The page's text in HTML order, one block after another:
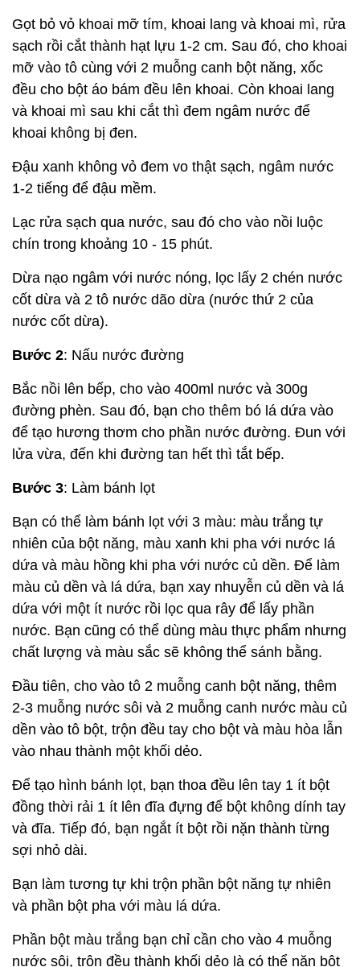
Gọt bỏ vỏ khoai mỡ tím, khoai lang và khoai mì, rửa
sạch rồi cắt thành hạt lựu 1-2 cm. Sau đó, cho khoai
mỡ vào tô cùng với 2 muỗng canh bột năng, xốc
đều cho bột áo bám đều lên khoai. Còn khoai lang
và khoai mì sau khi cắt thì đem ngâm nước để
khoai không bị đen.
Đậu xanh không vỏ đem vo thật sạch, ngâm nước
1-2 tiếng để đậu mềm.
Lạc rửa sạch qua nước, sau đó cho vào nồi luộc
chín trong khoảng 10 - 15 phút.
Dừa nạo ngâm với nước nóng, lọc lấy 2 chén nước
cốt dừa và 2 tô nước dão dừa (nước thứ 2 của
nước cốt dừa).
Bước 2: Nấu nước đường
Bắc nồi lên bếp, cho vào 400ml nước và 300g
đường phèn. Sau đó, bạn cho thêm bó lá dứa vào
để tạo hương thơm cho phần nước đường. Đun với
lửa vừa, đến khi đường tan hết thì tắt bếp.
Bước 3: Làm bánh lọt
Bạn có thể làm bánh lọt với 3 màu: màu trắng tự
nhiên của bột năng, màu xanh khi pha với nước lá
dứa và màu hồng khi pha với nước củ dền. Để làm
màu củ dền và lá dứa, bạn xay nhuyễn củ dền và lá
dứa với một ít nước rồi lọc qua rây để lấy phần
nước. Bạn cũng có thể dùng màu thực phẩm nhưng
chất lượng và màu sắc sẽ không thể sánh bằng.
Đầu tiên, cho vào tô 2 muỗng canh bột năng, thêm
2-3 muỗng nước sôi và 2 muỗng canh nước màu củ
dền vào tô bột, trộn đều tay cho bột và màu hòa lẫn
vào nhau thành một khối dẻo.
Để tạo hình bánh lọt, bạn thoa đều lên tay 1 ít bột
đồng thời rải 1 ít lên đĩa đựng để bột không dính tay
và đĩa. Tiếp đó, bạn ngắt ít bột rồi nặn thành từng
sợi nhỏ dài.
Bạn làm tương tự khi trộn phần bột năng tự nhiên
và phần bột pha với màu lá dứa.
Phần bột màu trắng bạn chỉ cần cho vào 4 muỗng
nước sôi, trộn đều thành khối dẻo là có thể nặn bột